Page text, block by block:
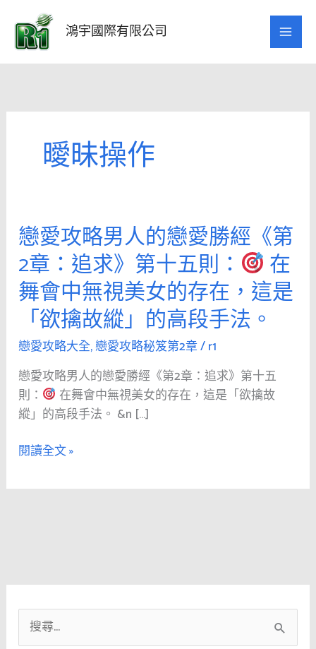
要
鴻宇國際有限公司
曖昧操作
戀愛攻略男人的戀愛勝經《第
2章：追求》第十五則： 在
舞會中無視美女的存在，這是
「欲擒故縱」的高段手法。
戀愛攻略大全,戀愛攻略秘笈第2章/r1
戀愛攻略男人的戀愛勝經《第2章：追求》第十五
則：
在舞會中無視美女的存在，這是「欲擒故
縱」的高段手法。 &n […]
戀
愛
攻
略
男
的
戀
愛
勝
經
《第
2
閱讀全文 »